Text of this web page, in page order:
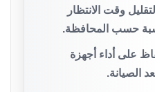
لتقليل وقت الانتظار
حسب المحافظة.
على أداء أجهزة
الصيانة.